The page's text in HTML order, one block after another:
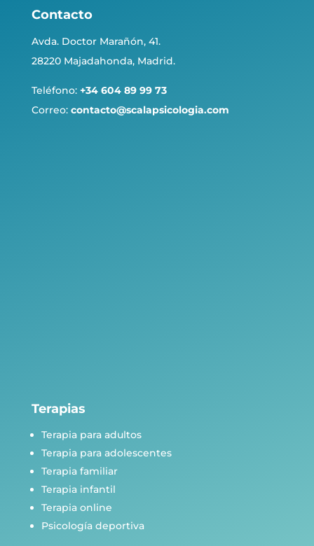
Contacto
Avda. Doctor Marañón, 41.
28220 Majadahonda, Madrid.
Teléfono: +34 604 89 99 73
Correo: contacto@scalapsicologia.com
Terapias
Terapia para adultos
Terapia para adolescentes
Terapia familiar
Terapia infantil
Terapia online
Psicología deportiva